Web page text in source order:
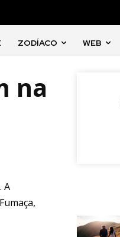
ZODÍACO WEB
na
A